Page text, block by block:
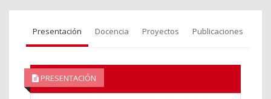
Presentación Docencia Proyectos Publicaciones
PRESENTACIÓN